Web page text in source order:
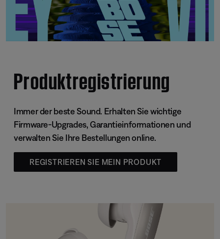
Produktregistrierung
Immer der beste Sound. Erhalten Sie wichtige
Firmware-Upgrades, Garantieinformationen und
verwalten Sie Ihre Bestellungen online.
REGISTRIEREN SIE MEIN PRODUKT